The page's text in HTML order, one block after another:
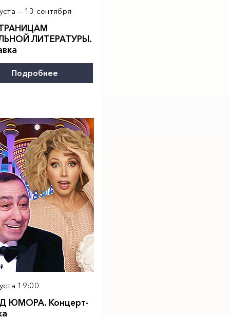
— 13 сентября
ЛИТЕРАТУРЫ.
Подробнее
19:00
ЮМОРА. Концерт-